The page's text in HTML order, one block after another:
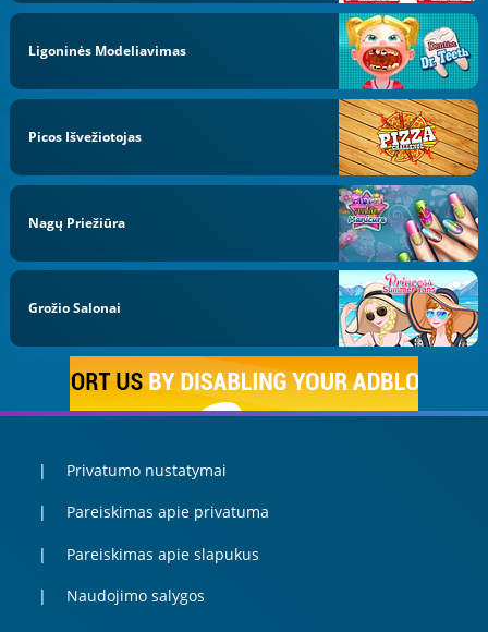
Ligoninės Modeliavimas
Picos Išvežiotojas
Nagų Priežiūra
Grožio Salonai
Privatumo nustatymai
Pareiskimas apie privatuma
Pareiskimas apie slapukus
Naudojimo salygos